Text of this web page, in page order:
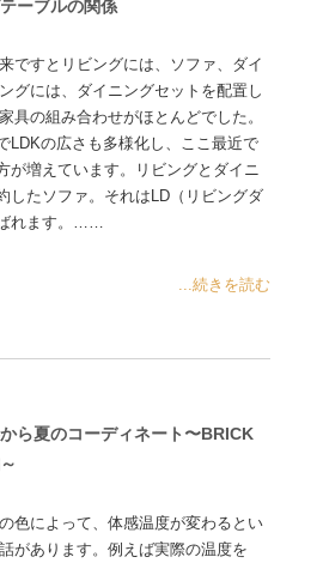
ーブルの関係
ですとリビングには、ソファ、ダイ
グには、ダイニングセットを配置し
具の組み合わせがほとんどでした。
LDKの広さも多様化し、ここ最近で
が増えています。リビングとダイニ
したソファ。それはLD（リビングダ
れます。……
...続きを読む
ら夏のコーディネート〜BRICK
色によって、体感温度が変わるとい
があります。例えば実際の温度を